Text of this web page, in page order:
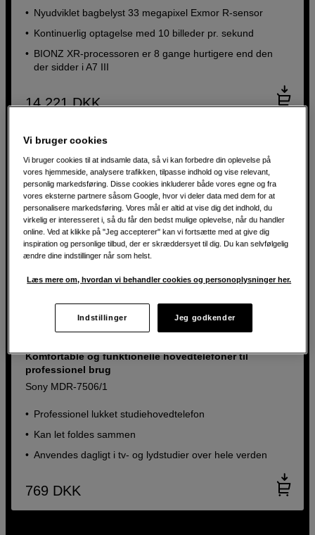
Nyudviklet bagbelyst 33 megapixel Exmor R-sensor
Kontinuerlig optagelse med 10 billeder pr. sekund
BIONZ XR-processoren er 8 gange hurtigere end den
der sidder i A7 III
14.221 DKK
Komfortable og funktionelle hovedtelefoner til
professionel brug
Sony MDR-7506/1
Professionel lukket studiehovedtelefon
Kan let foldes sammen
Anvendes dagligt i tv- og lydstudier over hele verden
769 DKK
Vi bruger cookies
Vi bruger cookies til at indsamle data, så vi kan forbedre din oplevelse på
vores hjemmeside, analysere trafikken, tilpasse indhold og vise relevant,
personlig markedsføring. Disse cookies inkluderer både vores egne og fra
vores eksterne partnere såsom Google, hvor vi deler data med dem for at
personalisere markedsføring. Vores mål er altid at vise dig det indhold, du
virkelig er interesseret i, så du får den bedst mulige oplevelse, når du handler
online. Ved at klikke på "Jeg accepterer" kan vi fortsætte med at give dig
inspiration og personlige tilbud, der er skræddersyet til dig. Du kan selvfølgelig
ændre dine indstillinger når som helst.
Læs mere om, hvordan vi behandler cookies og personoplysninger her.
Indstillinger Jeg godkender